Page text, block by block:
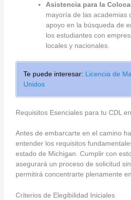
Asistencia para la
mayoría de las academias
apoyo en la búsqueda de
los estudiantes con
locales y nacionales.
Te puede interesar: Licencia de
Unidos
Requisitos Esenciales para tu CDL
Antes de embarcarte en el camino
entender los requisitos
estado de Michigan. Cumplir con
asegurará un proceso de solicitud
permitirá concentrarte plenamente
Criterios de Elegibilidad Iniciales